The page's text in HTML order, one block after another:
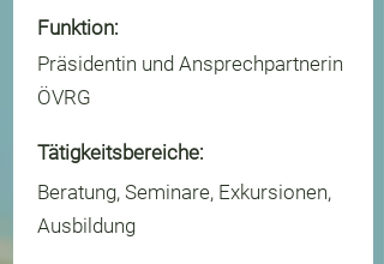
Funktion:
Präsidentin und Ansprechpartnerin
ÖVRG
Tätigkeitsbereiche:
Beratung, Seminare, Exkursionen,
Ausbildung